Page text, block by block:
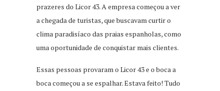
prazeres do Licor 43. A empresa começou a ver
a chegada de turistas, que buscavam curtir o
clima paradisíaco das praias espanholas, como
uma oportunidade de conquistar mais clientes.
Essas pessoas provaram o Licor 43 e o boca a
boca começou a se espalhar. Estava feito! Tudo